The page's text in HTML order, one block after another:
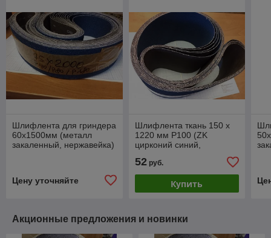
Шлифлента для гриндера
60х1500мм (металл
закаленный, нержавейка)
Цену уточняйте
Шлифлента ткань 150 х
1220 мм Р100 (ZK
цирконий синий,
нержавейка) код 1.17780
52руб.
Купить
Акционные предложения и новинки